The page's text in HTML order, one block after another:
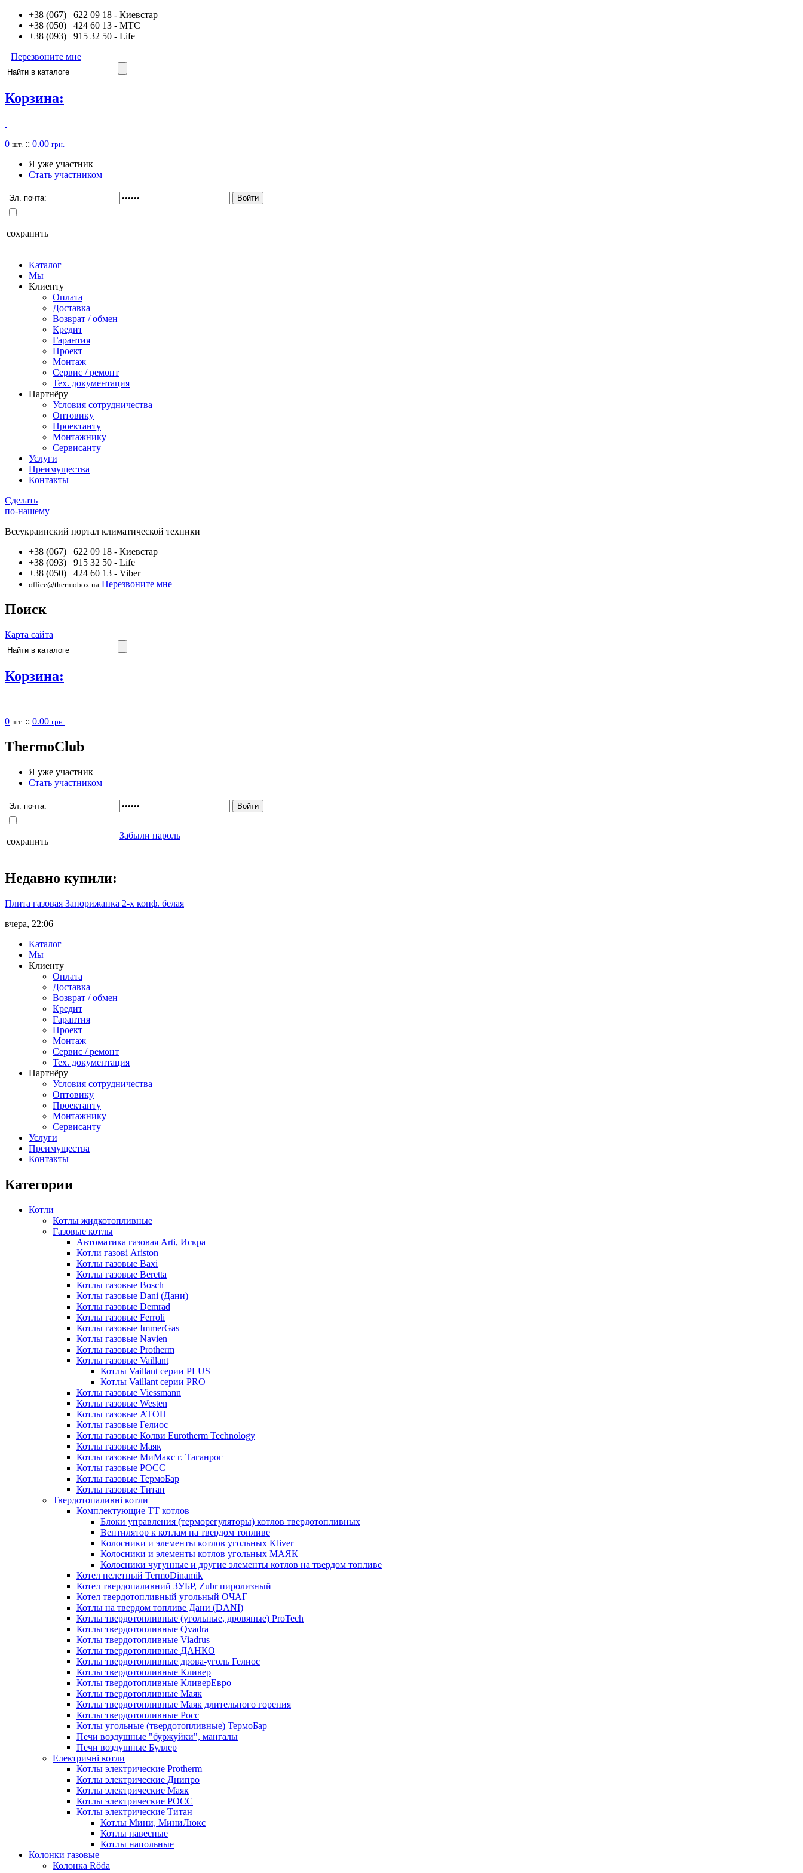
+38 (067) 622 09 18 - Киевстар
+38 (050) 424 60 13 - MTC
+38 (093) 915 32 50 - Life
Перезвоните мне
Корзина:
0 шт. :: 0.00 грн.
Я уже участник
Стать участником
сохранить
Каталог
Мы
Клиенту
Оплата
Доставка
Возврат / обмен
Кредит
Гарантия
Проект
Монтаж
Сервис / ремонт
Тех. документация
Партнёру
Условия сотрудничества
Оптовику
Проектанту
Монтажнику
Сервисанту
Услуги
Преимущества
Контакты
Сделать
по-нашему
Всеукраинский портал климатической техники
+38 (067) 622 09 18 - Киевстар
+38 (093) 915 32 50 - Life
+38 (050) 424 60 13 - Viber
office@thermobox.ua Перезвоните мне
Поиск
Карта сайта
Корзина:
0 шт. :: 0.00 грн.
ThermoClub
Я уже участник
Стать участником
сохранить
Забыли пароль
Недавно купили:
Плита газовая Запорижанка 2-х конф. белая
вчера, 22:06
Каталог
Мы
Клиенту
Оплата
Доставка
Возврат / обмен
Кредит
Гарантия
Проект
Монтаж
Сервис / ремонт
Тех. документация
Партнёру
Условия сотрудничества
Оптовику
Проектанту
Монтажнику
Сервисанту
Услуги
Преимущества
Контакты
Категории
Котли
Котлы жидкотопливные
Газовые котлы
Автоматика газовая Arti, Искра
Котли газові Ariston
Котлы газовые Baxi
Котлы газовые Beretta
Котлы газовые Bosch
Котлы газовые Dani (Дани)
Котлы газовые Demrad
Котлы газовые Ferroli
Котлы газовые ImmerGas
Котлы газовые Navien
Котлы газовые Protherm
Котлы газовые Vaillant
Котлы Vaillant серии PLUS
Котлы Vaillant серии PRO
Котлы газовые Viessmann
Котлы газовые Westen
Котлы газовые АТОН
Котлы газовые Гелиос
Котлы газовые Колви Eurotherm Technology
Котлы газовые Маяк
Котлы газовые МиМакс г. Таганрог
Котлы газовые РОСС
Котлы газовые ТермоБар
Котлы газовые Титан
Твердотопаливні котли
Комплектующие ТТ котлов
Блоки управления (терморегуляторы) котлов твердотопливных
Вентилятор к котлам на твердом топливе
Колосники и элементы котлов угольных Kliver
Колосники и элементы котлов угольных МАЯК
Колосники чугунные и другие элементы котлов на твердом топливе
Котел пелетный TermoDinamik
Котел твердопаливний ЗУБР, Zubr пиролизный
Котел твердотопливный угольный ОЧАГ
Котлы на твердом топливе Дани (DANI)
Котлы твердотопливные (угольные, дровяные) ProTech
Котлы твердотопливные Qvadra
Котлы твердотопливные Viadrus
Котлы твердотопливные ДАНКО
Котлы твердотопливные дрова-уголь Гелиос
Котлы твердотопливные Кливер
Котлы твердотопливные КливерЕвро
Котлы твердотопливные Маяк
Котлы твердотопливные Маяк длительного горения
Котлы твердотопливные Росс
Котлы угольные (твердотопливные) ТермоБар
Печи воздушные "буржуйки", мангалы
Печи воздушные Буллер
Електричні котли
Котлы электрические Protherm
Котлы электрические Днипро
Котлы электрические Маяк
Котлы электрические РОСС
Котлы электрические Титан
Котлы Мини, МиниЛюкс
Котлы навесные
Котлы напольные
Колонки газовые
Колонка Rӧda